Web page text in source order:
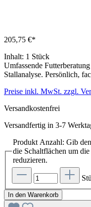
205,75 €*
Inhalt: 1 Stück
Umfassende
Stallanalyse. Persönlich,
Preise inkl. MwSt. zzgl.
Versandkostenfrei
Versandfertig in 3-7
Produkt Anzahl: Gib
die Schaltflächen um
reduzieren.
In den Warenkorb